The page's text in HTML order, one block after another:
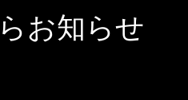
お知らせ